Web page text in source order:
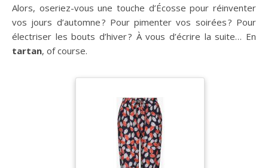
Alors, oseriez-vous une touche d’Écosse pour réinventer
vos jours d’automne ? Pour pimenter vos soirées ? Pour
électriser les bouts d’hiver ? À vous d’écrire la suite… En
tartan, of course.